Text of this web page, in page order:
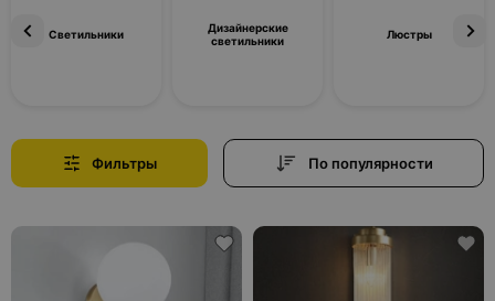
Светильники
Дизайнерские
светильники
Люстры
Фильтры По популярности